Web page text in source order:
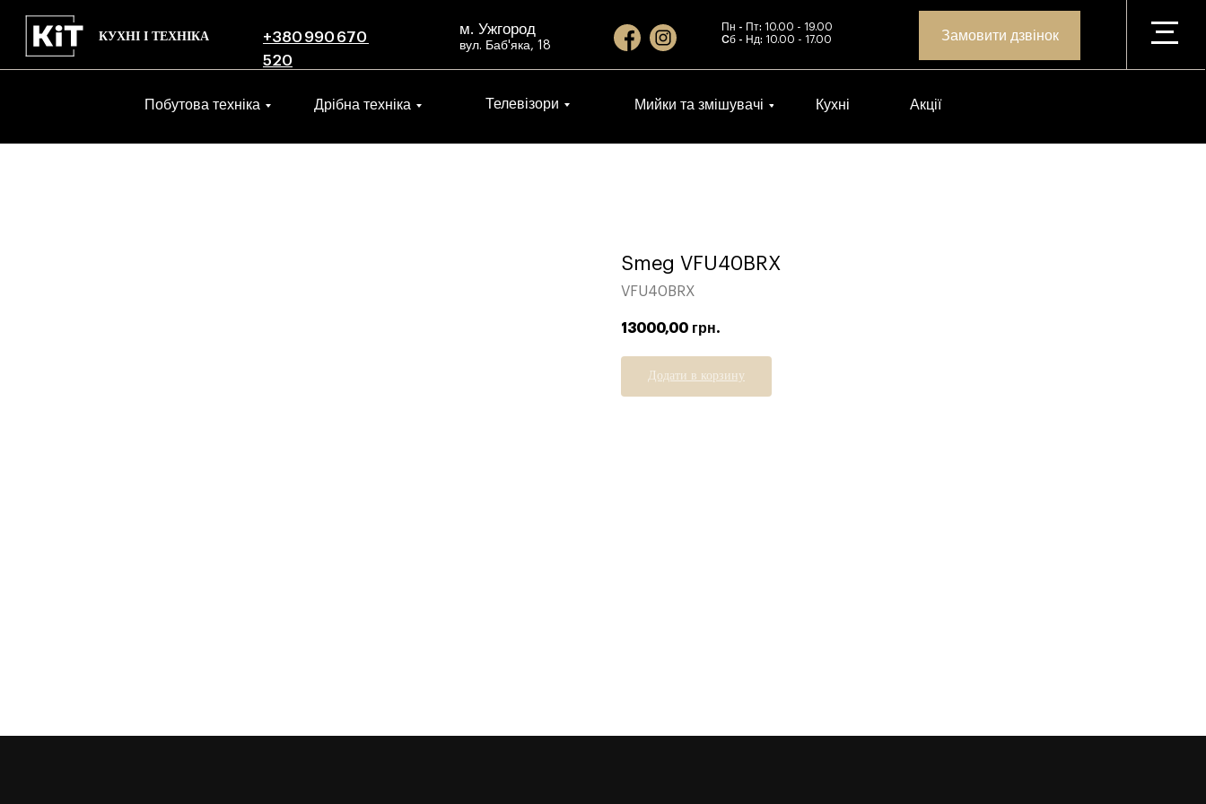
Дрібна техніка Акції
Мийки та змішувачі
Побутова техніка Кухні
Пн - Пт: 10.00 - 19.00
Cб - Нд: 10.00 - 17.00
+380 990 670
520
КУХНІ І ТЕХНІКА
вул. Баб'яка, 18
м. Ужгород Замовити дзвінок
Телевізори
Smeg VFU40BRX
VFU40BRX
13000,00 грн.
Додати в корзину